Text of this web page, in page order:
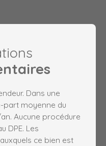
Dans une
part moyenne du
Aucune procédure
DPE. Les
ce bien est